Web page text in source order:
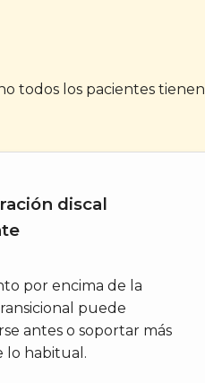
todos los pacientes tienen
discal
por encima de la
puede
antes o soportar más
lo habitual.